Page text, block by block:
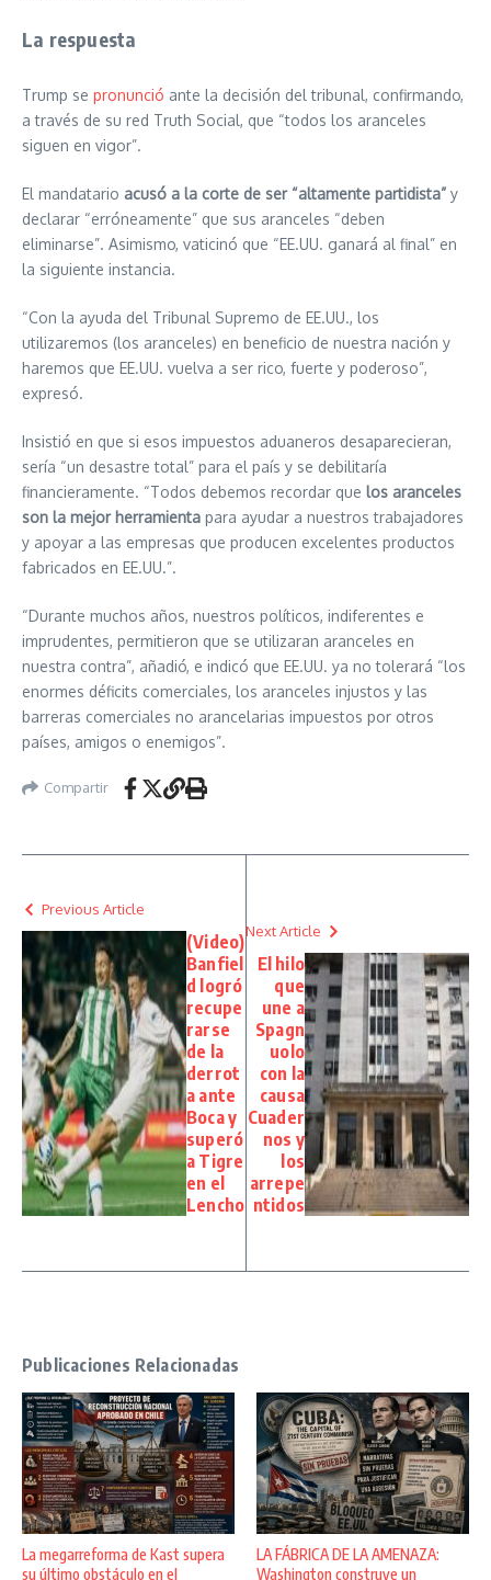
La respuesta
Trump se pronunció ante la decisión del tribunal, confirmando,
a través de su red Truth Social, que “todos los aranceles
siguen en vigor”.
El mandatario acusó a la corte de ser “altamente partidista” y
declarar “erróneamente” que sus aranceles “deben
eliminarse”. Asimismo, vaticinó que “EE.UU. ganará al final” en
la siguiente instancia.
“Con la ayuda del Tribunal Supremo de EE.UU., los
utilizaremos (los aranceles) en beneficio de nuestra nación y
haremos que EE.UU. vuelva a ser rico, fuerte y poderoso”,
expresó.
Insistió en que si esos impuestos aduaneros desaparecieran,
sería “un desastre total” para el país y se debilitaría
financieramente. “Todos debemos recordar que los aranceles
son la mejor herramienta para ayudar a nuestros trabajadores
y apoyar a las empresas que producen excelentes productos
fabricados en EE.UU.”.
“Durante muchos años, nuestros políticos, indiferentes e
imprudentes, permitieron que se utilizaran aranceles en
nuestra contra”, añadió, e indicó que EE.UU. ya no tolerará “los
enormes déficits comerciales, los aranceles injustos y las
barreras comerciales no arancelarias impuestos por otros
países, amigos o enemigos”.
Compartir
Previous Article
(Video)
Banfiel
d logró
recupe
rarse
de la
derrot
a ante
Boca y
superó
a Tigre
en el
Lencho
Next Article
El hilo
que
une a
Spagn
uolo
con la
causa
Cuader
nos y
los
arrepe
ntidos
Publicaciones Relacionadas
La megarreforma de Kast supera
su último obstáculo en el
LA FÁBRICA DE LA AMENAZA:
Washington construye un